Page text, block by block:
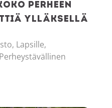
perheen
Ylläksellä
Lapsille,